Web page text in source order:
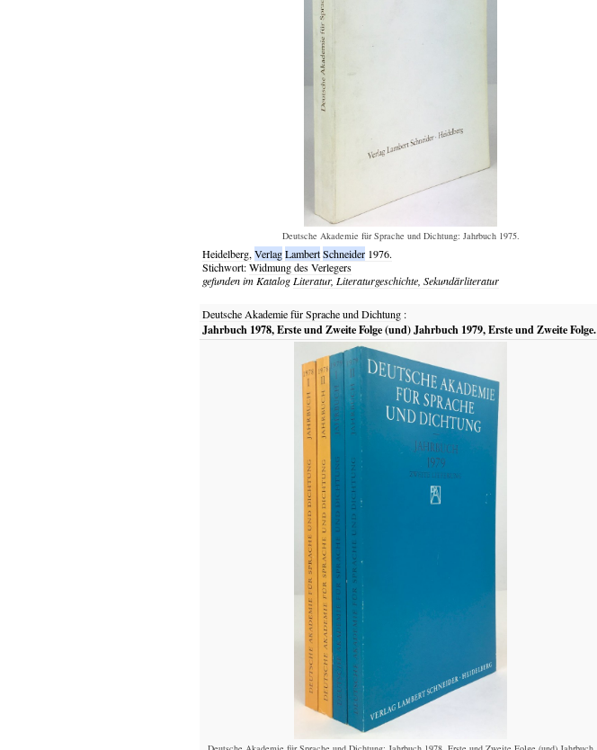
Deutsche Akademie für Sprache und Dichtung: Jahrbuch 1975.
Heidelberg, Verlag Lambert Schneider 1976.
Stichwort:Widmung des Verlegers
gefunden im Katalog Literatur, Literaturgeschichte, Sekundärliteratur
Deutsche Akademie für Sprache und Dichtung:
Jahrbuch 1978, Erste und Zweite Folge (und) Jahrbuch 1979, Erste und Zweite Folge.